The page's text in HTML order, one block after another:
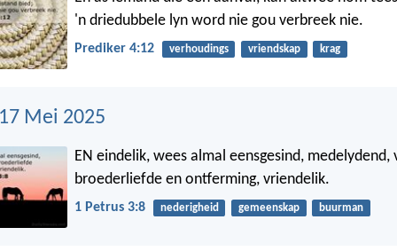
'n driedubbele lyn word nie gou verbreek nie.
Prediker 4:12 verhoudings vriendskap krag
Mei 2025
EN eindelik, wees almal eensgesind, medelydend,
broederliefde en ontferming, vriendelik.
1 Petrus 3:8 nederigheid gemeenskap buurman